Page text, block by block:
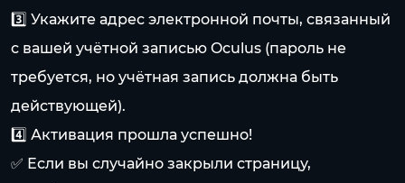
3️⃣ Укажите адрес электронной почты, связанный
с вашей учётной записью Oculus (пароль не
требуется, но учётная запись должна быть
действующей).
4️⃣ Активация прошла успешно!
✅ Если вы случайно закрыли страницу,